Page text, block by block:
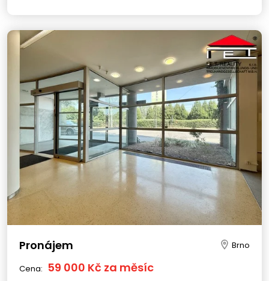
Pronájem Brno
Cena: 59 000 Kč za měsíc